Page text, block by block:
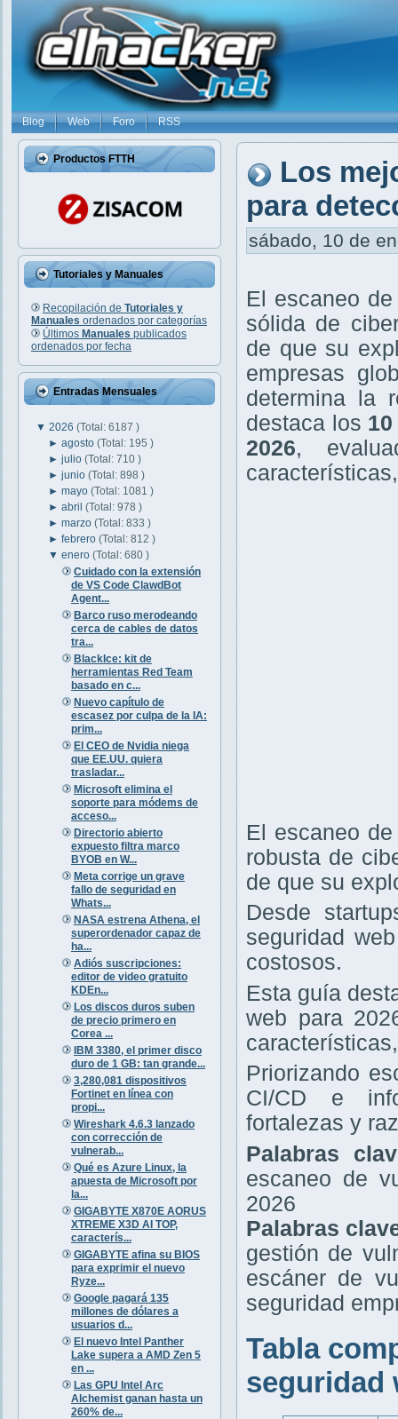
Blog Web Foro RSS
Productos FTTH
Tutoriales y Manuales
Recopilación de Tutoriales y
Manuales ordenados por categorías
Últimos Manuales publicados
ordenados por fecha
Entradas Mensuales
▼ 2026 (Total: 6187 )
►agosto(Total: 195 )
►julio(Total: 710 )
►junio(Total: 898 )
►mayo(Total: 1081 )
►abril(Total: 978 )
►marzo(Total: 833 )
►febrero(Total: 812 )
▼enero(Total: 680 )
Cuidado con la extensión
de VS Code ClawdBot
Agent...
Barco ruso merodeando
cerca de cables de datos
tra...
BlackIce: kit de
herramientas Red Team
basado en c...
Nuevo capítulo de
escasez por culpa de la IA:
prim...
El CEO de Nvidia niega
que EE.UU. quiera
trasladar...
Microsoft elimina el
soporte para módems de
acceso...
Directorio abierto
expuesto filtra marco
BYOB en W...
Meta corrige un grave
fallo de seguridad en
Whats...
NASA estrena Athena, el
superordenador capaz de
ha...
Adiós suscripciones:
editor de video gratuito
KDEn...
Los discos duros suben
de precio primero en
Corea ...
IBM 3380, el primer disco
duro de 1 GB: tan grande...
3,280,081 dispositivos
Fortinet en línea con
propi...
Wireshark 4.6.3 lanzado
con corrección de
vulnerab...
Qué es Azure Linux, la
apuesta de Microsoft por
la...
GIGABYTE X870E AORUS
XTREME X3D AI TOP,
caracterís...
GIGABYTE afina su BIOS
para exprimir el nuevo
Ryze...
Google pagará 135
millones de dólares a
usuarios d...
El nuevo Intel Panther
Lake supera a AMD Zen 5
en ...
Las GPU Intel Arc
Alchemist ganan hasta un
260% de...
Los
para
sábado, 10 de
El escaneo
sólida de
de que su
empresas
determina la
destaca los
2026,
El escaneo
robusta de
de que su
Desde
seguridad
costosos.
Esta guía
web para
Priorizando
CI/CD e
fortalezas y
Palabras
escaneo de
2026
Palabras
gestión de
escáner de
seguridad
Tabla
seguridad